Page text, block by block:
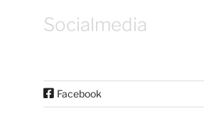
Socialmedia
Facebook